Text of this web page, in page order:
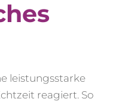
leistungsstarke
reagiert. So